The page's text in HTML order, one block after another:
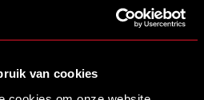
van cookies